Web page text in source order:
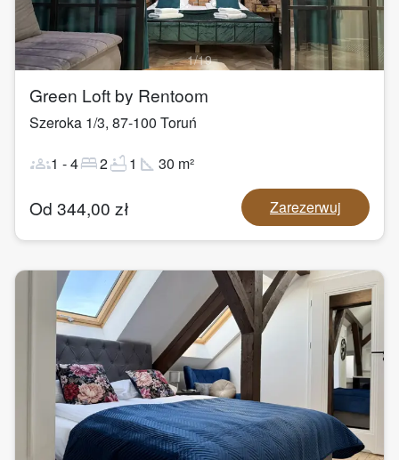
1/19
Green Loft by Rentoom
Szeroka 1/3, 87-100 Toruń
groups1 -4bed2bathtub1 square_foot 30 m²
Od 344,00 zł Zarezerwuj